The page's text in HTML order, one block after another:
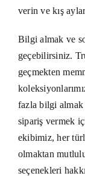
verin ve kış
Bilgi almak ve
geçebilirsiniz.
geçmekten
fazla bilgi almak
sipariş vermek
ekibimiz, her
olmaktan
seçenekleri